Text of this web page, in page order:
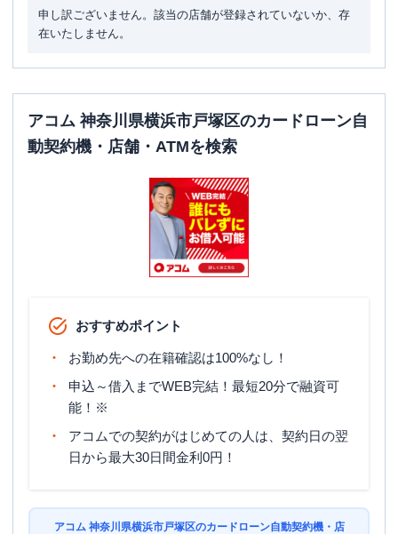
申し訳ございません。該当の店舗が登録されていないか、存
在いたしません。
アコム 神奈川県横浜市戸塚区のカードローン自
動契約機・店舗・ATMを検索
おすすめポイント
お勤め先への在籍確認は100%なし！
申込～借入までWEB完結！最短20分で融資可
能！※
アコムでの契約がはじめての人は、契約日の翌
日から最大30日間金利0円！
アコム 神奈川県横浜市戸塚区のカードローン自動契約機・店